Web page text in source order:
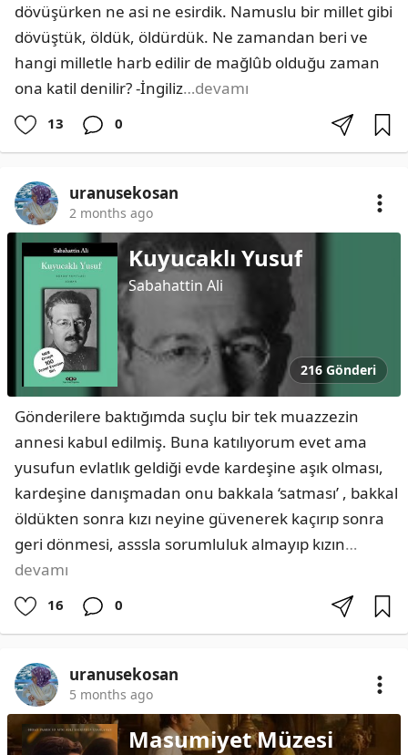
dövüşürken ne asi ne esirdik. Namuslu bir millet gibi
dövüştük, öldük, öldürdük. Ne zamandan beri ve
hangi milletle harb edilir de mağlûb olduğu zaman
ona katil denilir? -İngiliz…devamı
13 0
uranusekosan
2 months ago
Kuyucaklı Yusuf
Sabahattin Ali
216 Gönderi
Gönderilere baktığımda suçlu bir tek muazzezin
annesi kabul edilmiş. Buna katılıyorum evet ama
yusufun evlatlık geldiği evde kardeşine aşık olması,
kardeşine danışmadan onu bakkala ‘satması’ , bakkal
öldükten sonra kızı neyine güvenerek kaçırıp sonra
geri dönmesi, asssla sorumluluk almayıp kızın…
devamı
16 0
uranusekosan
5 months ago
Masumiyet Müzesi